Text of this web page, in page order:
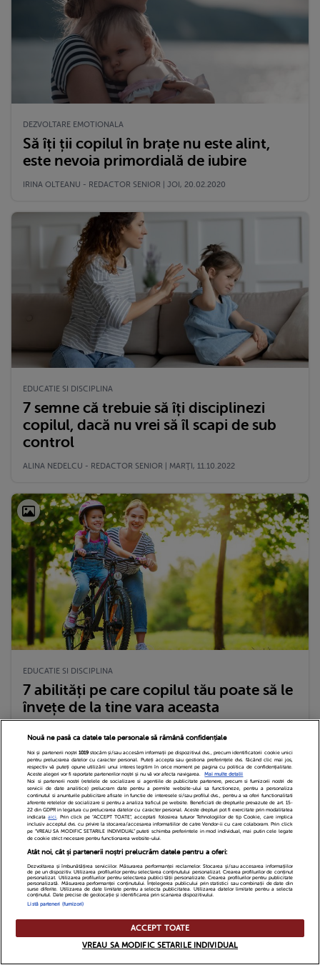
DEZVOLTARE EMOTIONALA
Să îți ții copilul în brațe nu este alint,
este nevoia primordială de iubire
IRINA OLTEANU - REDACTOR SENIOR | JOI, 20.02.2020
EDUCATIE SI DISCIPLINA
7 semne că trebuie să îți disciplinezi
copilul, dacă nu vrei să îl scapi de sub
control
ALINA NEDELCU - REDACTOR SENIOR | MARŢI, 11.10.2022
EDUCATIE SI DISCIPLINA
7 abilități pe care copilul tău poate să le
învețe de la tine vara aceasta
Mama
Nouă ne pasă ca datele tale personale să rămână confidențiale
Noi și partenerii noștri 1019stocăm și/sau accesăm informații pe dispozitivul dvs., precum identificatorii cookie unici
pentru prelucrarea datelor cu caracter personal. Puteți accepta sau gestiona preferințele dvs. făcând clic mai jos,
respectiv vă puteți opune utilizării unui interes legitim în orice moment pe pagina cu politica de confidențialitate.
Aceste alegeri vor fi raportate partenerilor noștri și nu vă vor afecta navigarea.
Mai multe detalii
Noi si partenerii nostri (retelele de socializare si agentiile de publicitate partenere, precum si furnizorii nostri de
servicii de date analitice) prelucram date pentru a permite website-ului sa functioneze, pentru a personaliza
continutul si anunturile publicitare afisate in functie de interesele si/sau profilul dvs., pentru a va oferi functionalitati
aferente retelelor de socializare si pentru a analiza traficul pe website. Beneficiati de drepturile prevazute de art. 15-
22 din GDPR in legatura cu prelucrarea datelor cu caracter personal. Aceste drepturi pot fi exercitate prin modalitatea
indicataaici. Prin click pe “ACCEPT TOATE”, acceptati folosirea tuturor Tehnologiilor de tip Cookie, care implica
inclusiv acceptul dvs. cu privire la stocarea/accesarea informatiilor de catre Vendor-ii cu care colaboram. Prin click
pe “VREAU SA MODIFIC SETARILE INDIVIDUAL” puteti schimba preferintele in mod individual, mai putin cele legate
de cookie strict necesare pentru functionarea website-ului.
Atât noi, cât și partenerii noștri prelucrăm datele pentru a oferi:
Dezvoltarea și îmbunătățirea serviciilor. Măsurarea performanței reclamelor. Stocarea și/sau accesarea informațiilor
de pe un dispozitiv. Utilizarea profilurilor pentru selectarea conținutului personalizat. Crearea profilurilor de conținut
personalizat. Utilizarea profilurilor pentru selectarea publicității personalizate. Crearea profilurilor pentru publicitate
personalizată. Măsurarea performanței conținutului. Înțelegerea publicului prin statistici sau combinații de date din
surse diferite. Utilizarea de date limitate pentru a selecta publicitatea. Utilizarea datelor limitate pentru a selecta
conținutul. Date precise de geolocație și identificarea prin scanarea dispozitivului.
Listă parteneri (furnizori)
ACCEPT TOATE
VREAU SA MODIFIC SETARILE INDIVIDUAL